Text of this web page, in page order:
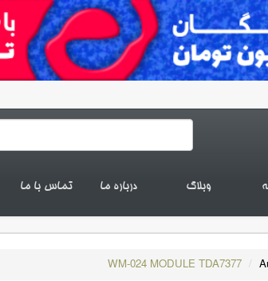
وبلاگ درباره ما تماس با ما
/
WM-024 MODULE TDA7377